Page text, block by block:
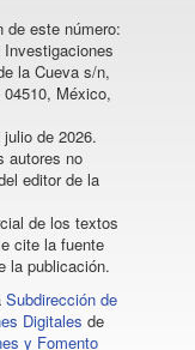
de este número:
la Cueva s/n,
México,
de 2026.
autores no
editor de la
de los textos
cite la fuente
la publicación.
Subdirección de
Digitales de
y Fomento